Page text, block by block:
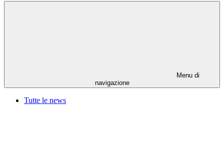
Menu di
navigazione
Tutte le news